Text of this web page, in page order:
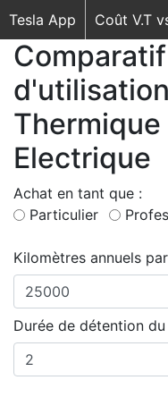
Tesla App Coût V.T
Electrique
Achat en tant que :
Particulier
Kilomètres annuels
Durée de détention